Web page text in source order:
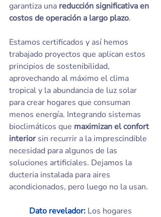
garantiza una reducción significativa en
costos de operación a largo plazo.
Estamos certificados y así hemos
trabajado proyectos que aplican estos
principios de sostenibilidad,
aprovechando al máximo el clima
tropical y la abundancia de luz solar
para crear hogares que consuman
menos energía. Integrando sistemas
bioclimáticos que maximizan el confort
interior sin recurrir a la imprescindible
necesidad para algunos de las
soluciones artificiales. Dejamos la
ducteria instalada para aires
acondicionados, pero luego no la usan.
	Dato revelador:
Los hogares